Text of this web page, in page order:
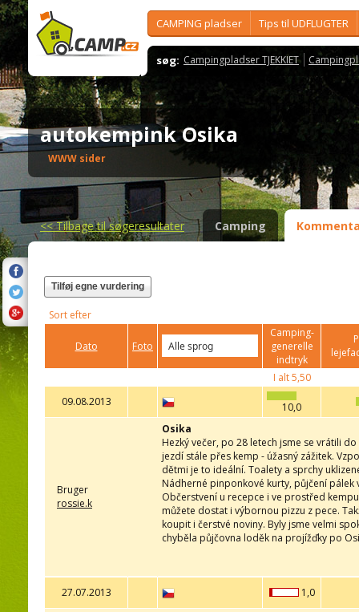
CAMPING pladser Tips til UDFLUGTER
søg: Campingpladser TJEKKIET
autokempink Osika
WWW sider
<<Tilbage til søgeresultater Camping
Tilføj egne vurdering
Sort efter
Dato Foto
Camping-
generelle
indtryk
I alt5,50
09.08.2013
10,0
Bruger
rossie.k
Osika
Hezký večer, po 28 letech jsme se vrátili
jezdí stále přes kemp - úžasný zážitek.
dětmi je to ideální. Toalety a sprchy
Nádherné pinponkové kurty, půjčení
Občerstvení u recepce i ve prostřed
můžete dostat i výbornou pizzu z pece.
koupit i čerstvé noviny. Byly jsme velmi
chyběla půjčovna loděk na projížďky po
27.07.2013 1,0